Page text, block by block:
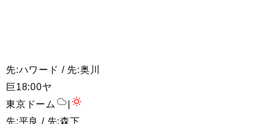
先:ハワード / 先:奥川
巨18:00ヤ
東京ドーム
先:平良 / 先:森下